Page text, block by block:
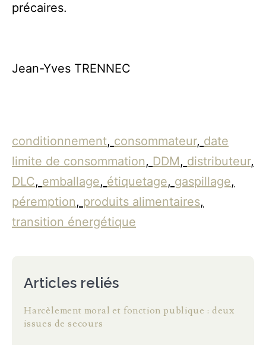
précaires.
Jean-Yves TRENNEC
conditionnement, consommateur, date
limite de consommation, DDM, distributeur,
DLC, emballage, étiquetage, gaspillage,
péremption, produits alimentaires,
transition énergétique
Articles reliés
Harcèlement moral et fonction publique : deux
issues de secours